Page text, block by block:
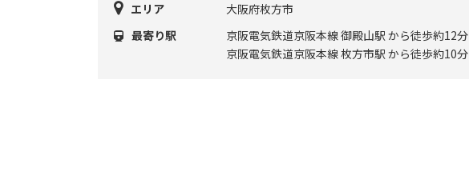
エリア
大阪府枚方市
最寄り駅
京阪電気鉄道京阪本線 御殿山駅 から徒歩約12分
京阪電気鉄道京阪本線 枚方市駅 から徒歩約10分